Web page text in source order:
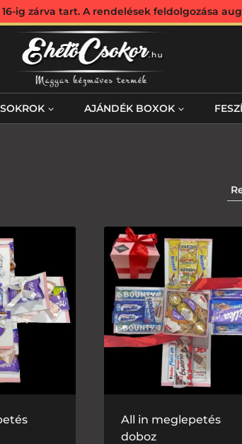
ig zárva tart. A rendelések feldolgozása
AJÁNDÉK BOXOK
All in meglepetés
doboz